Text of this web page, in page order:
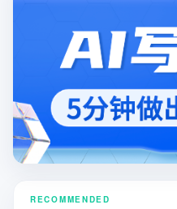
RECOMMENDED